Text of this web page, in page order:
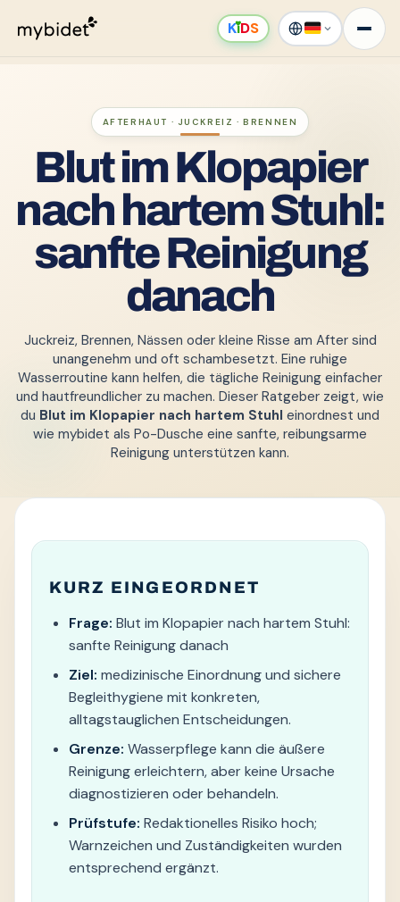
KıDS
AFTERHAUT · JUCKREIZ · BRENNEN
Blut im Klopapier
nach hartem Stuhl:
sanfte Reinigung
danach
Juckreiz, Brennen, Nässen oder kleine Risse am After sind
unangenehm und oft schambesetzt. Eine ruhige
Wasserroutine kann helfen, die tägliche Reinigung einfacher
und hautfreundlicher zu machen. Dieser Ratgeber zeigt, wie
du Blut im Klopapier nach hartem Stuhl einordnest und
wie mybidet als Po-Dusche eine sanfte, reibungsarme
Reinigung unterstützen kann.
KURZ EINGEORDNET
Frage: Blut im Klopapier nach hartem Stuhl:
sanfte Reinigung danach
Ziel: medizinische Einordnung und sichere
Begleithygiene mit konkreten,
alltagstauglichen Entscheidungen.
Grenze: Wasserpflege kann die äußere
Reinigung erleichtern, aber keine Ursache
diagnostizieren oder behandeln.
Prüfstufe: Redaktionelles Risiko hoch;
Warnzeichen und Zuständigkeiten wurden
entsprechend ergänzt.